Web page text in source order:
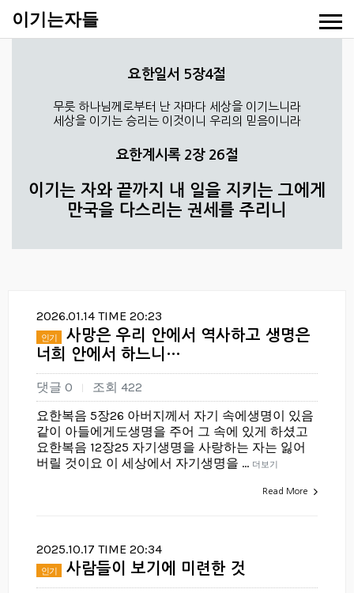
이기는자들
요한일서 5장4절
무릇 하나님께로부터 난 자마다 세상을 이기느니라
세상을 이기는 승리는 이것이니 우리의 믿음이니라
요한계시록 2장 26절
이기는 자와 끝까지 내 일을 지키는 그에게
만국을 다스리는 권세를 주리니
2026.01.14 TIME 20:23
인기
사망은 우리 안에서 역사하고 생명은
너희 안에서 하느니…
댓글 0
조회 422
요한복음 5장26 아버지께서 자기 속에생명이 있음
같이 아들에게도생명을 주어 그 속에 있게 하셨고
요한복음 12장25 자기생명을 사랑하는 자는 잃어
버릴 것이요 이 세상에서 자기생명을 … 더보기
Read More
2025.10.17 TIME 20:34
인기 사람들이 보기에 미련한 것